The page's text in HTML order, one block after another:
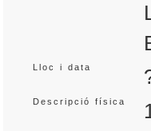
Lloc i data
Descripció física